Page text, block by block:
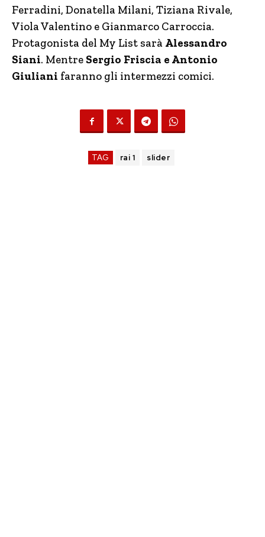
Ferradini, Donatella Milani, Tiziana Rivale,
Viola Valentino e Gianmarco Carroccia.
Protagonista del My List sarà Alessandro
Siani. Mentre Sergio Friscia e Antonio
Giuliani faranno gli intermezzi comici.
TAG rai 1 slider